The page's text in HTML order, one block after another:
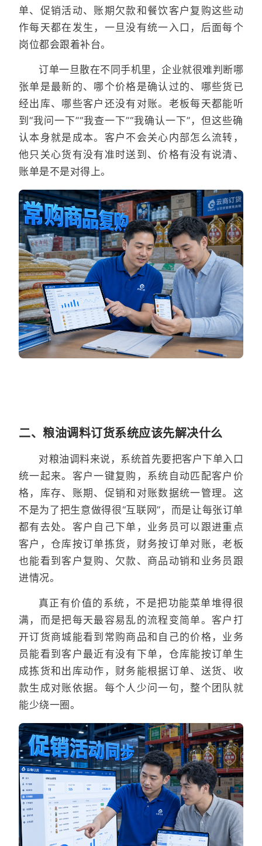
单、促销活动、账期欠款和餐饮客户复购这些动
作每天都在发生，一旦没有统一入口，后面每个
岗位都会跟着补台。
订单一旦散在不同手机里，企业就很难判断哪
张单是最新的、哪个价格是确认过的、哪些货已
经出库、哪些客户还没有对账。老板每天都能听
到“我问一下”“我查一下”“我确认一下”，但这些确
认本身就是成本。客户不会关心内部怎么流转，
他只关心货有没有准时送到、价格有没有说清、
账单是不是对得上。
二、粮油调料订货系统应该先解决什么
对粮油调料来说，系统首先要把客户下单入口
统一起来。客户一键复购，系统自动匹配客户价
格，库存、账期、促销和对账数据统一管理。这
不是为了把生意做得很“互联网”，而是让每张订单
都有去处。客户自己下单，业务员可以跟进重点
客户，仓库按订单拣货，财务按订单对账，老板
也能看到客户复购、欠款、商品动销和业务员跟
进情况。
真正有价值的系统，不是把功能菜单堆得很
满，而是把每天最容易乱的流程变简单。客户打
开订货商城能看到常购商品和自己的价格，业务
员能看到客户最近有没有下单，仓库能按订单生
成拣货和出库动作，财务能根据订单、送货、收
款生成对账依据。每个人少问一句，整个团队就
能少绕一圈。